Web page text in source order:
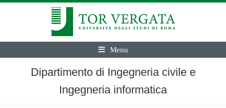
Menu
Dipartimento di Ingegneria civile e
Ingegneria informatica